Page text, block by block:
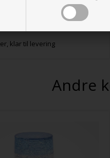
klar til levering
Andre